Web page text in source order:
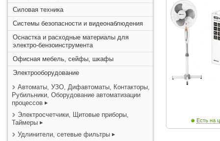
Силовая техника
Системы безопасности и видеонаблюдения
Оснастка и расходные материалы для
электро-бензоинструмента
Офисная мебель, сейфы, шкафы
Электрооборудование
Автоматы, УЗО, Дифавтоматы, Контакторы,
Рубильники, Оборудование автоматизации
процессов
Электросчетчики, Щитовые приборы,
Таймеры
Удлинители, сетевые фильтры
Есть на